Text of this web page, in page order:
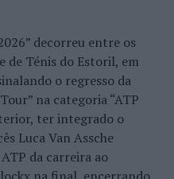
qualificado
decorreu entre os
de Ténis do Estoril, em
o regresso da
na categoria “ATP
ter integrado o
Luca Van Assche
da carreira ao